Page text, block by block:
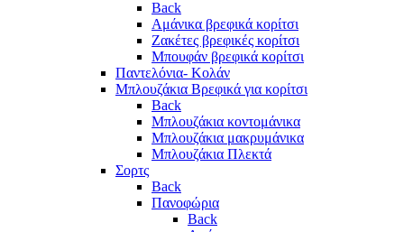
Back
Αμάνικα βρεφικά κορίτσι
Ζακέτες βρεφικές κορίτσι
Μπουφάν βρεφικά κορίτσι
Παντελόνια- Κολάν
Μπλουζάκια Βρεφικά για κορίτσι
Back
Μπλουζάκια κοντομάνικα
Μπλουζάκια μακρυμάνικα
Μπλουζάκια Πλεκτά
Σορτς
Back
Πανοφώρια
Back